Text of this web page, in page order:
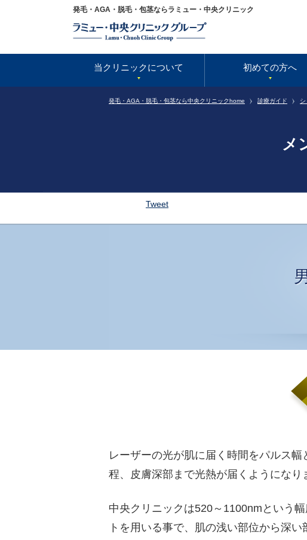
発毛・AGA・脱毛・包茎ならラミュー・中央クリニック
当クリニックについて 初めての方へ
発毛・AGA・脱毛・包茎なら中央クリニックhome 診療ガイド
メ
Tweet
レーザーの光が肌に届く時間をパルス
程、皮膚深部まで光熱が届くようになり
中央クリニックは520～1100nmという
トを用いる事で、肌の浅い部位から深